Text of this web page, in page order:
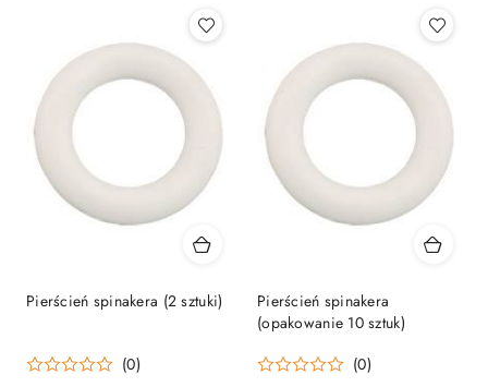
Pierścień spinakera (2 sztuki)
(0)
Pierścień spinakera
(opakowanie 10 sztuk)
(0)